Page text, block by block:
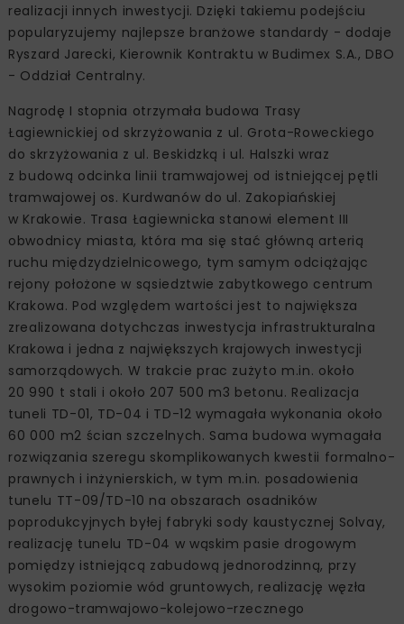
realizacji innych inwestycji. Dzięki takiemu podejściu
popularyzujemy najlepsze branżowe standardy - dodaje
Ryszard Jarecki, Kierownik Kontraktu w Budimex S.A., DBO
- Oddział Centralny.
Nagrodę I stopnia otrzymała budowa Trasy
Łagiewnickiej od ‎skrzyżowania z ul. Grota-Roweckiego
do ‎skrzyżowania z ul. Beskidzką i ul. Halszki ‎wraz
z budową odcinka linii tramwajowej ‎od istniejącej pętli
tramwajowej os. ‎Kurdwanów do ul. Zakopiańskiej
w Krakowie.‎ Trasa Łagiewnicka stanowi element III
obwodnicy miasta, która ma się stać główną arterią
ruchu międzydzielnicowego, tym samym odciążając
rejony położone w sąsiedztwie zabytkowego centrum
Krakowa. Pod względem wartości jest to największa
zrealizowana dotychczas inwestycja infrastrukturalna
Krakowa i jedna z największych krajowych inwestycji
samorządowych. W trakcie prac zużyto m.in. około
20 990 t stali i około 207 500 m3 betonu. Realizacja
tuneli TD-01, TD-04 i TD-12 wymagała wykonania około
60 000 m2 ścian szczelnych. Sama budowa wymagała
rozwiązania szeregu skomplikowanych kwestii formalno-
prawnych i inżynierskich, w tym m.in. posadowienia
tunelu TT-09/TD-10 na obszarach osadników
poprodukcyjnych byłej fabryki sody kaustycznej Solvay,
realizację tunelu TD-04 w wąskim pasie drogowym
pomiędzy istniejącą zabudową jednorodzinną, przy
wysokim poziomie wód gruntowych, realizację węzła
drogowo-tramwajowo-kolejowo-rzecznego